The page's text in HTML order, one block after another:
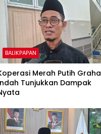
BALIKPAPAN
Merah Putih Graha
Tunjukkan Dampak